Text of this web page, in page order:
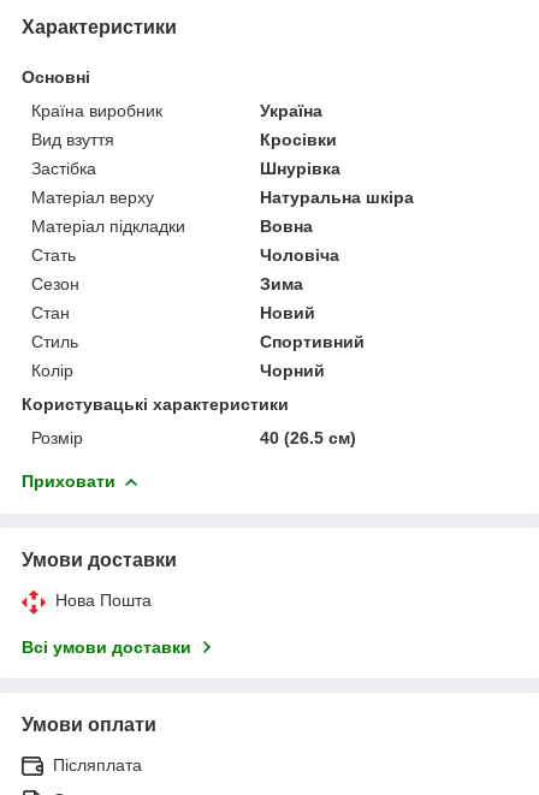
Характеристики
Основні
Країна виробник
Україна
Вид взуття
Кросівки
Застібка
Шнурівка
Матеріал верху
Натуральна шкіра
Матеріал підкладки
Вовна
Стать
Чоловіча
Сезон
Зима
Стан
Новий
Стиль
Спортивний
Колір
Чорний
Користувацькі характеристики
Розмір
40 (26.5 см)
Приховати
Умови доставки
Нова Пошта
Всі умови доставки
Умови оплати
Післяплата